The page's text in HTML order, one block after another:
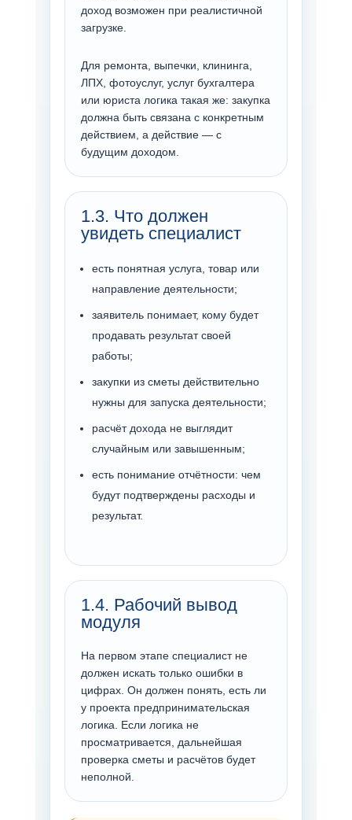
доход возможен при реалистичной
загрузке.
Для ремонта, выпечки, клининга,
ЛПХ, фотоуслуг, услуг бухгалтера
или юриста логика такая же: закупка
должна быть связана с конкретным
действием, а действие — с
будущим доходом.
1.3. Что должен
увидеть специалист
есть понятная услуга, товар или
направление деятельности;
заявитель понимает, кому будет
продавать результат своей
работы;
закупки из сметы действительно
нужны для запуска деятельности;
расчёт дохода не выглядит
случайным или завышенным;
есть понимание отчётности: чем
будут подтверждены расходы и
результат.
1.4. Рабочий вывод
модуля
На первом этапе специалист не
должен искать только ошибки в
цифрах. Он должен понять, есть ли
у проекта предпринимательская
логика. Если логика не
просматривается, дальнейшая
проверка сметы и расчётов будет
неполной.